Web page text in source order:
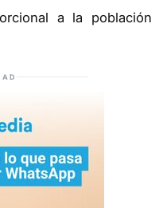
a la población